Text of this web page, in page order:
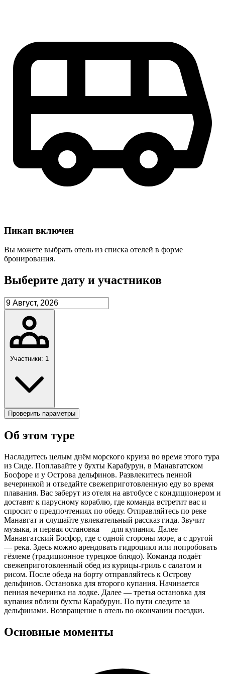
Пикап включен
Вы можете выбрать отель из списка отелей в форме
бронирования.
Выберите дату и участников
Участники: 1
Проверить параметры
Об этом туре
Насладитесь целым днём морского круиза во время этого тура
из Сиде. Поплавайте у бухты Карабурун, в Манавгатском
Босфоре и у Острова дельфинов. Развлекитесь пенной
вечеринкой и отведайте свежеприготовленную еду во время
плавания. Вас заберут из отеля на автобусе с кондиционером и
доставят к парусному кораблю, где команда встретит вас и
спросит о предпочтениях по обеду. Отправляйтесь по реке
Манавгат и слушайте увлекательный рассказ гида. Звучит
музыка, и первая остановка — для купания. Далее —
Манавгатский Босфор, где с одной стороны море, а с другой
— река. Здесь можно арендовать гидроцикл или попробовать
гёзлеме (традиционное турецкое блюдо). Команда подаёт
свежеприготовленный обед из курицы-гриль с салатом и
рисом. После обеда на борту отправляйтесь к Острову
дельфинов. Остановка для второго купания. Начинается
пенная вечеринка на лодке. Далее — третья остановка для
купания вблизи бухты Карабурун. По пути следите за
дельфинами. Возвращение в отель по окончании поездки.
Основные моменты